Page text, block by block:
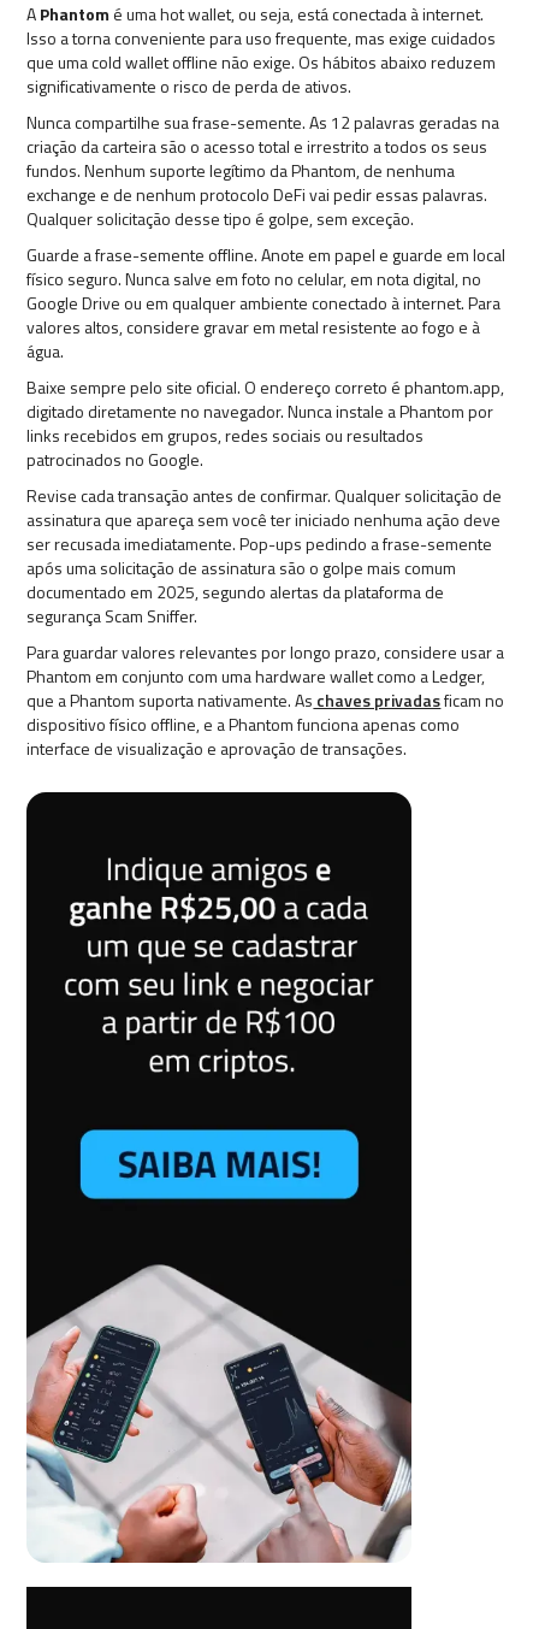
APhantom é uma hot wallet, ou seja, está conectada à internet.
Isso a torna conveniente para uso frequente, mas exige cuidados
que uma cold wallet offline não exige. Os hábitos abaixo reduzem
significativamente o risco de perda de ativos.
Nunca compartilhe sua frase-semente. As 12 palavras geradas na
criação da carteira são o acesso total e irrestrito a todos os seus
fundos. Nenhum suporte legítimo da Phantom, de nenhuma
exchange e de nenhum protocolo DeFi vai pedir essas palavras.
Qualquer solicitação desse tipo é golpe, sem exceção.
Guarde a frase-semente offline. Anote em papel e guarde em local
físico seguro. Nunca salve em foto no celular, em nota digital, no
Google Drive ou em qualquer ambiente conectado à internet. Para
valores altos, considere gravar em metal resistente ao fogo e à
água.
Baixe sempre pelo site oficial. O endereço correto é phantom.app,
digitado diretamente no navegador. Nunca instale a Phantom por
links recebidos em grupos, redes sociais ou resultados
patrocinados no Google.
Revise cada transação antes de confirmar. Qualquer solicitação de
assinatura que apareça sem você ter iniciado nenhuma ação deve
ser recusada imediatamente. Pop-ups pedindo a frase-semente
após uma solicitação de assinatura são o golpe mais comum
documentado em 2025, segundo alertas da plataforma de
segurança Scam Sniffer.
Para guardar valores relevantes por longo prazo, considere usar a
Phantom em conjunto com uma hardware wallet como a Ledger,
que a Phantom suporta nativamente. As chaves privadasficam no
dispositivo físico offline, e a Phantom funciona apenas como
interface de visualização e aprovação de transações.